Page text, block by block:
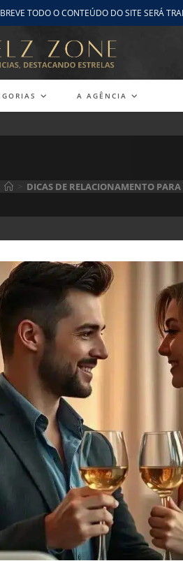
TODO O CONTEÚDO DO SITE SERÁ
A AGÊNCIA
DICAS DE RELACIONAMENTO